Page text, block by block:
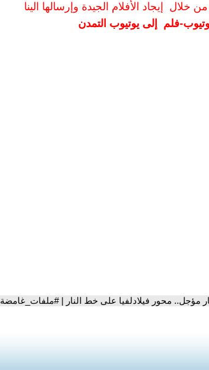
خلال إيجاد الأفلام الجيدة وإرسالها الينا
فلم إلى يوتيوب التمدن
مؤجل.. محور فيلادلفيا على خط النار | #ملفات_غامضة